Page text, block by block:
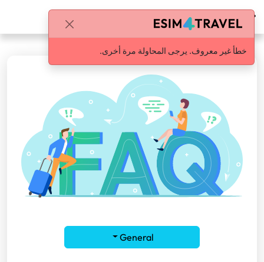
مركز المساعدة
General
خطأ غير معروف. يرجى المحاولة مرة أخرى.